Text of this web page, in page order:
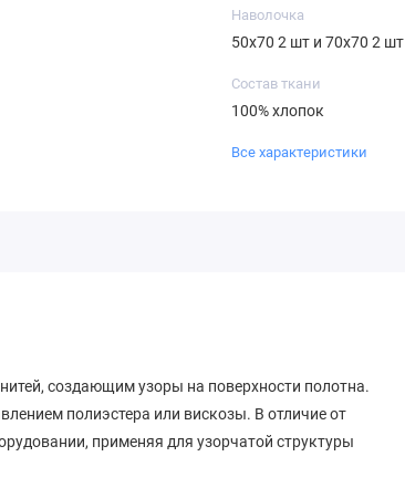
Наволочка
50х70 2 шт и 70х70 2 шт
Состав ткани
100% хлопок
Все характеристики
создающим узоры на поверхности полотна.
полиэстера или вискозы. В отличие от
применяя для узорчатой структуры